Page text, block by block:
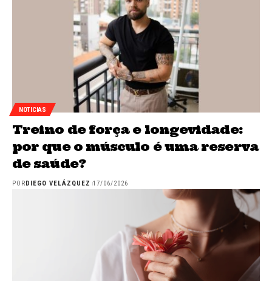
NOTICIAS
Treino de força e longevidade:
por que o músculo é uma reserva
de saúde?
POR DIEGO VELÁZQUEZ 17/06/2026